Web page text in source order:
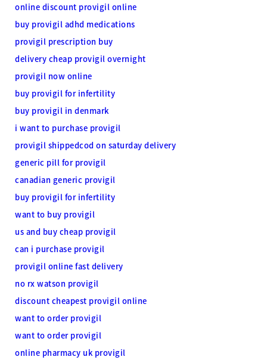
online discount provigil online
buy provigil adhd medications
provigil prescription buy
delivery cheap provigil overnight
provigil now online
buy provigil for infertility
buy provigil in denmark
i want to purchase provigil
provigil shippedcod on saturday delivery
generic pill for provigil
canadian generic provigil
buy provigil for infertility
want to buy provigil
us and buy cheap provigil
can i purchase provigil
provigil online fast delivery
no rx watson provigil
discount cheapest provigil online
want to order provigil
want to order provigil
online pharmacy uk provigil